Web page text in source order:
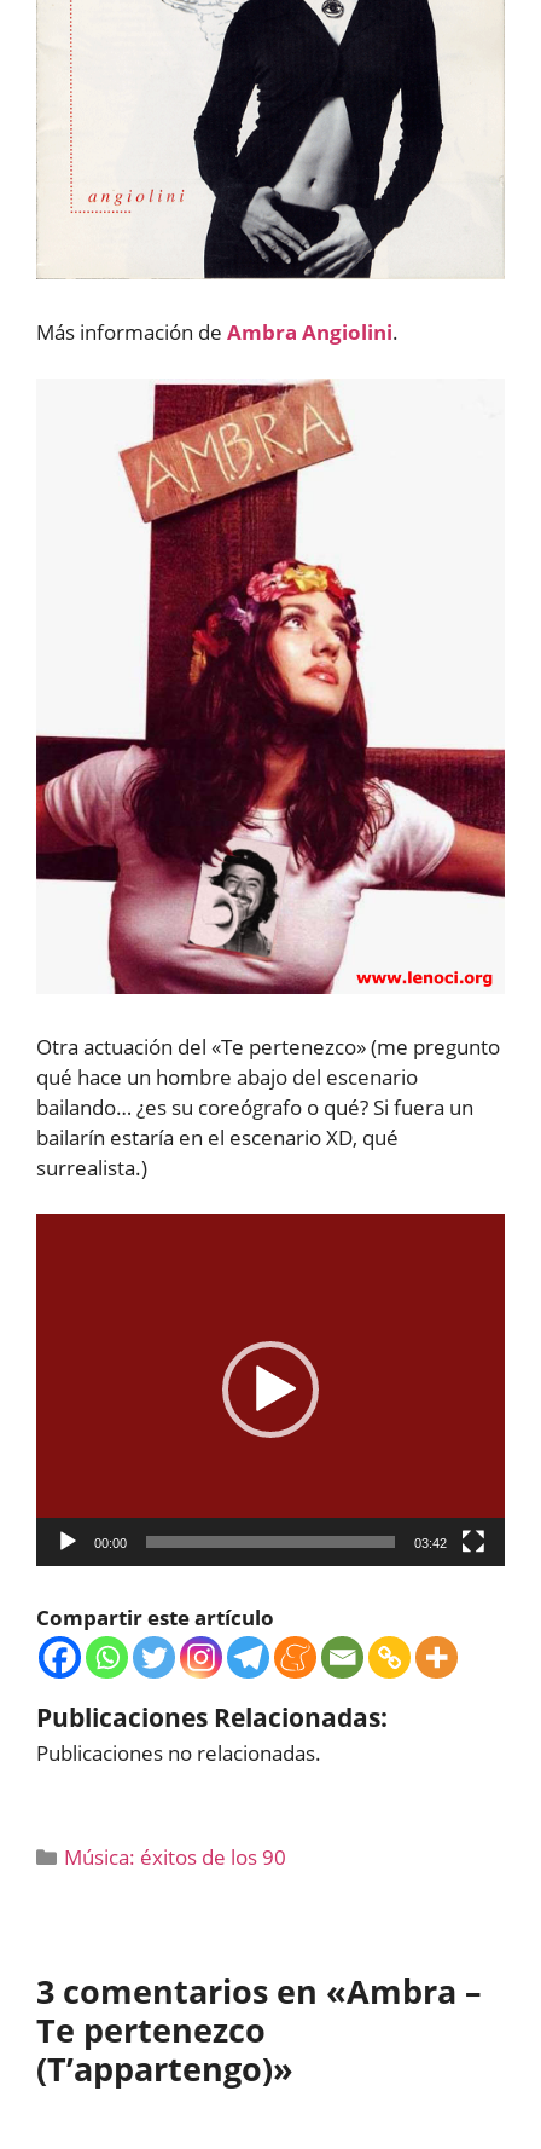
Más información de Ambra Angiolini.
Otra actuación del «Te pertenezco» (me pregunto
qué hace un hombre abajo del escenario
bailando… ¿es su coreógrafo o qué? Si fuera un
bailarín estaría en el escenario XD, qué
surrealista.)
00:00 03:42
Compartir este artículo
Publicaciones Relacionadas:
Publicaciones no relacionadas.
Categorías
Música: éxitos de los 90
3 comentarios en «Ambra –
Te pertenezco
(T’appartengo)»